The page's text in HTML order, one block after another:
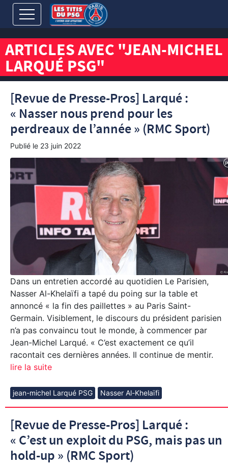
ARTICLES AVEC "JEAN-MICHEL
LARQUÉ PSG"
[Revue de Presse-Pros] Larqué :
« Nasser nous prend pour les
perdreaux de l’année » (RMC Sport)
Publié le 23 juin 2022
Dans un entretien accordé au quotidien Le Parisien,
Nasser Al-Khelaïfi a tapé du poing sur la table et
annoncé « la fin des paillettes » au Paris Saint-
Germain. Visiblement, le discours du président parisien
n’a pas convaincu tout le monde, à commencer par
Jean-Michel Larqué. « C’est exactement ce qu’il
racontait ces dernières années. Il continue de mentir.
lire la suite
jean-michel Larqué PSG Nasser Al-Khelaïfi
[Revue de Presse-Pros] Larqué :
« C’est un exploit du PSG, mais pas un
hold-up » (RMC Sport)